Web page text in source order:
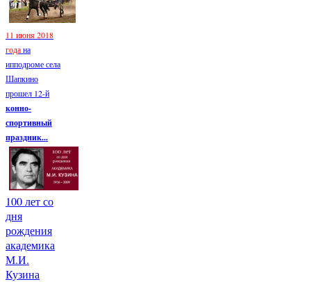
11 июня 2018
годана
ипподроме села
Шапкино
прошел 12-й
конно-
спортивный
праздник...
100 лет со
дня
рождения
академика
М.И.
Кузина